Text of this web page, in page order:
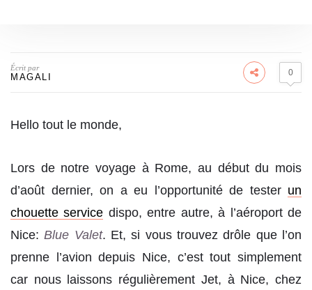
Écrit par
MAGALI 0
Hello tout le monde,
Lors de notre voyage à Rome, au début du mois
d’août dernier, on a eu l’opportunité de tester un
chouette service dispo, entre autre, à l’aéroport de
Nice:Blue Valet. Et, si vous trouvez drôle que l’on
prenne l’avion depuis Nice, c’est tout simplement
car nous laissons régulièrement Jet, à Nice, chez